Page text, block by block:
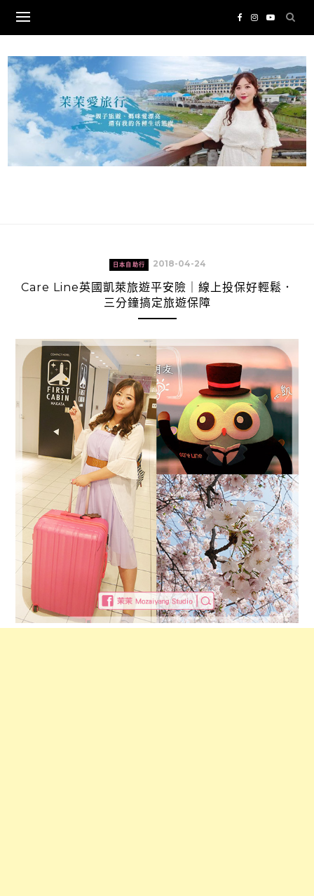
content
日本自助行 2018-04-24
Care Line英國凱萊旅遊平安險｜線上投保好輕鬆．
三分鐘搞定旅遊保障